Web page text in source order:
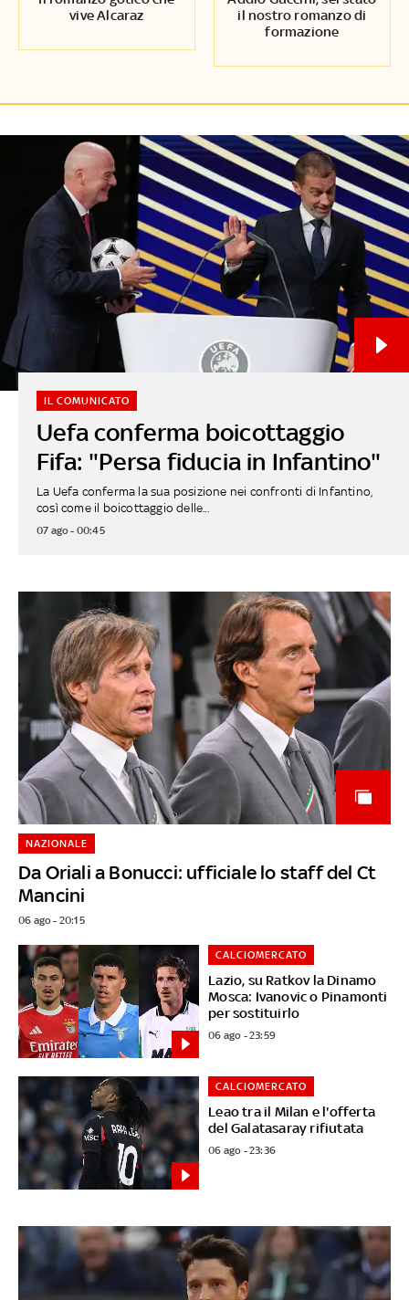
vive Alcaraz
il nostro romanzo di
formazione
Uefa conferma boicottaggio
Fifa: "Persa fiducia in Infantino"
IL COMUNICATO
La Uefa conferma la sua posizione nei confronti di Infantino,
così come il boicottaggio delle...
07 ago - 00:45
Da Oriali a Bonucci: ufficiale lo staff del Ct
Mancini
NAZIONALE
06 ago - 20:15
Lazio, su Ratkov la Dinamo
Mosca: Ivanovic o Pinamonti
per sostituirlo
CALCIOMERCATO
06 ago - 23:59
Leao tra il Milan e l'offerta
del Galatasaray rifiutata
CALCIOMERCATO
06 ago - 23:36